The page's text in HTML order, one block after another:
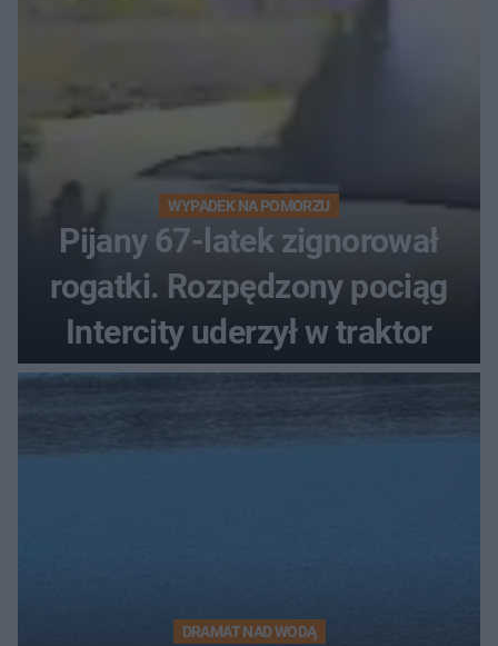
WYPADEK NA POMORZU
Pijany 67-latek zignorował
rogatki. Rozpędzony pociąg
Intercity uderzył w traktor
DRAMAT NAD WODĄ